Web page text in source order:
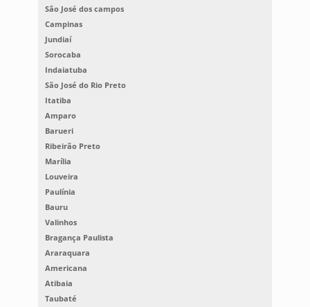
São José dos campos
Campinas
Jundiaí
Sorocaba
Indaiatuba
São José do Rio Preto
Itatiba
Amparo
Barueri
Ribeirão Preto
Marília
Louveira
Paulínia
Bauru
Valinhos
Bragança Paulista
Araraquara
Americana
Atibaia
Taubaté